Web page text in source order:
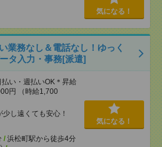
気になる！
業務なし＆電話なし！ゆっく
タ入力・事務[派遣]
い・週払いOK＊昇給
円 （時給1,700
し遠くても安心！
/ 浜松町駅から徒歩4分
気になる！